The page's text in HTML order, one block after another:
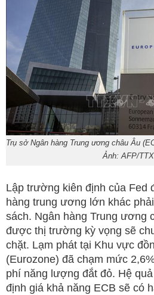
Trụ sở Ngân hàng Trung ương châu Âu
Ảnh: AFP/
Lập trường kiên định của Fed
hàng trung ương lớn khác
sách. Ngân hàng Trung ương
được thị trường kỳ vọng sẽ
chặt. Lạm phát tại Khu vực
(Eurozone) đã chạm mức
phí năng lượng đắt đỏ. Hệ
định giá khả năng ECB sẽ có